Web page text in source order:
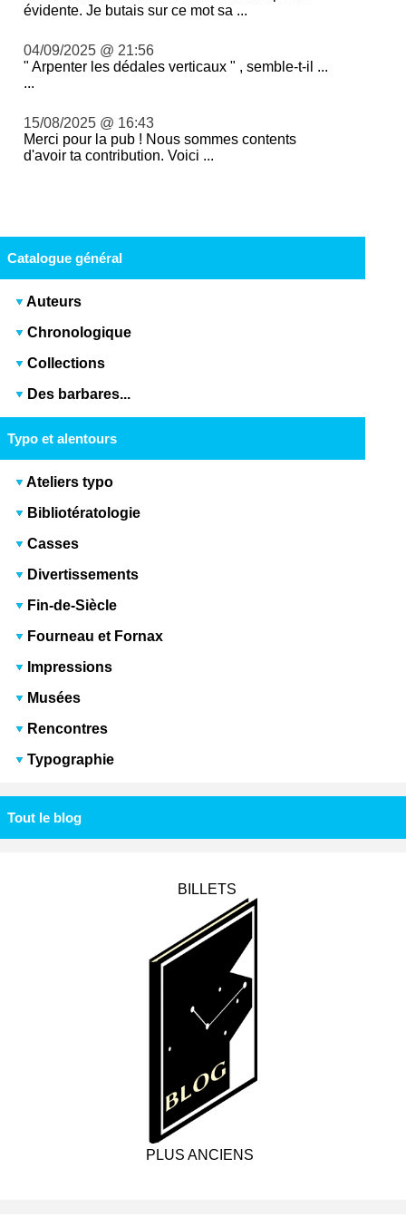
évidente. Je butais sur ce mot sa ...
04/09/2025 @ 21:56
" Arpenter les dédales verticaux " , semble-t-il ...
...
15/08/2025 @ 16:43
Merci pour la pub ! Nous sommes contents
d'avoir ta contribution. Voici ...
Catalogue général
Auteurs
Chronologique
Collections
Des barbares...
Typo et alentours
Ateliers typo
Bibliotératologie
Casses
Divertissements
Fin-de-Siècle
Fourneau et Fornax
Impressions
Musées
Rencontres
Typographie
Tout le blog
BILLETS
PLUS ANCIENS